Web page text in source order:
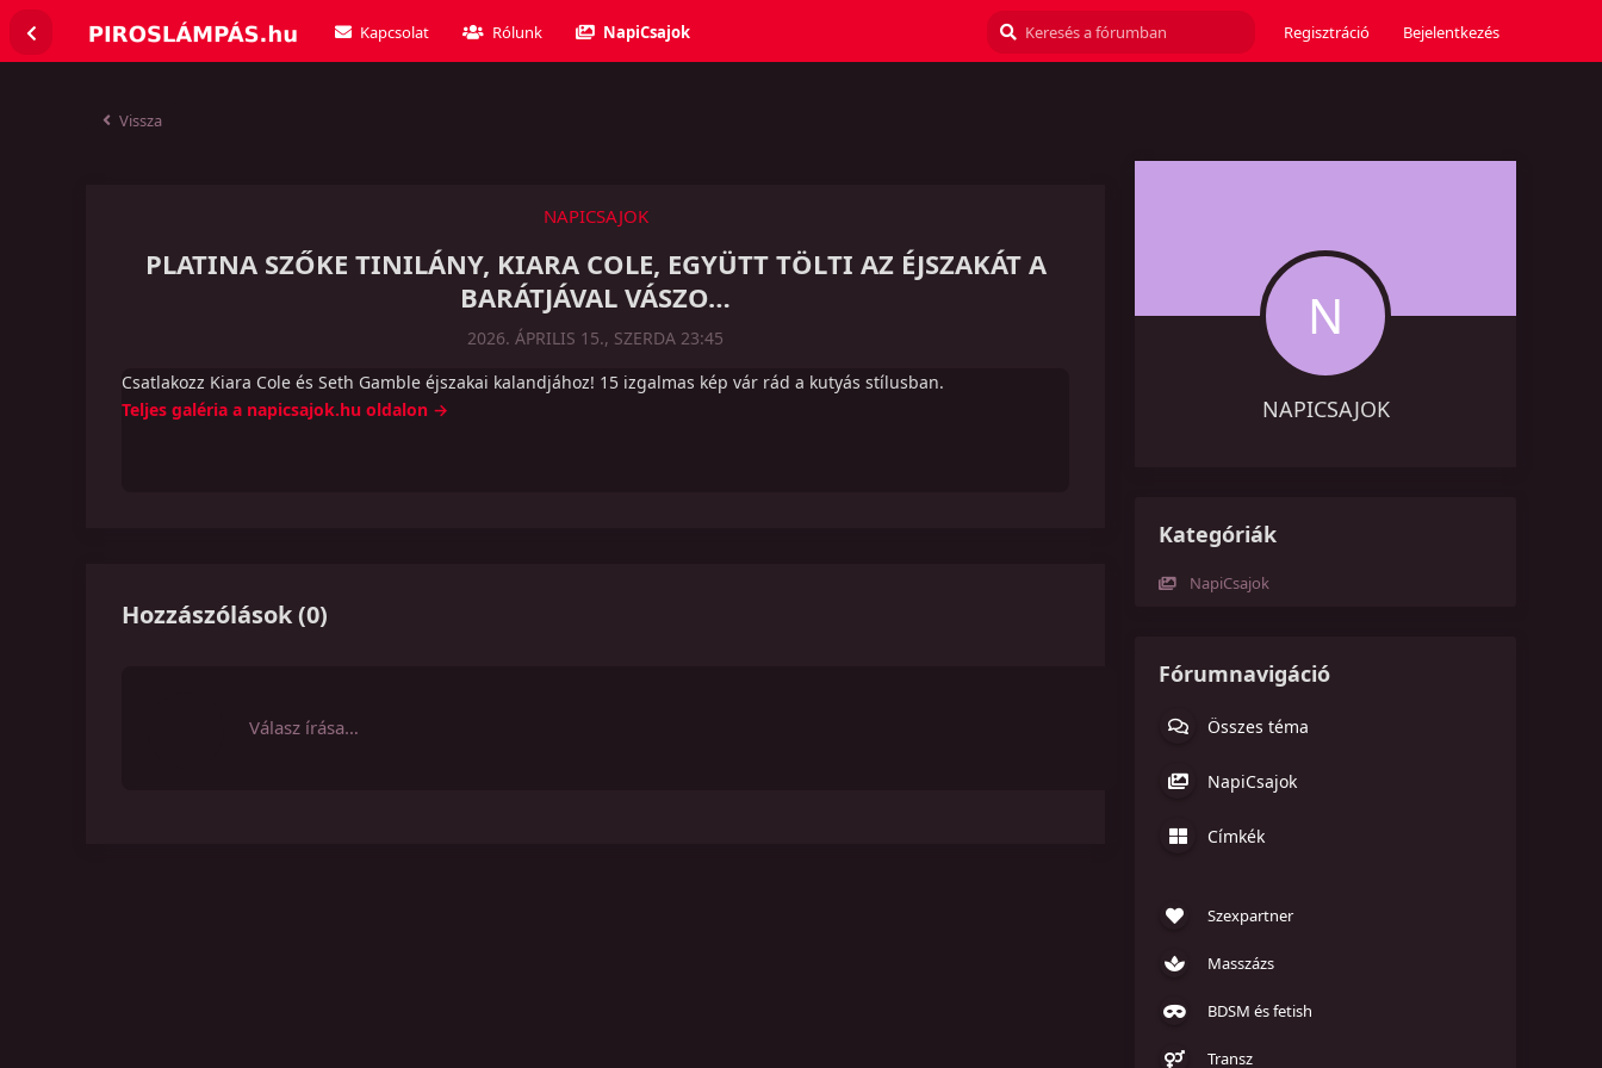
Kapcsolat Rólunk NapiCsajok Regisztráció Bejelentkezés
Vissza
NAPICSAJOK
PLATINA SZŐKE TINILÁNY, KIARA COLE, EGYÜTT TÖLTI AZ ÉJSZAKÁT A
BARÁTJÁVAL VÁSZO…
2026. ÁPRILIS 15., SZERDA 23:45
Csatlakozz Kiara Cole és Seth Gamble éjszakai kalandjához! 15 izgalmas kép vár rád a kutyás stílusban.
Teljes galéria a napicsajok.hu oldalon →
Hozzászólások(0)
Válasz írása…
N
NAPICSAJOK
Kategóriák
NapiCsajok
Fórumnavigáció
Összes téma
NapiCsajok
Címkék
Szexpartner
Masszázs
BDSM és fetish
Transz